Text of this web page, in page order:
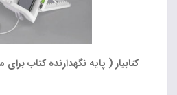
کتابیار ( پایه نگهدارنده کتاب